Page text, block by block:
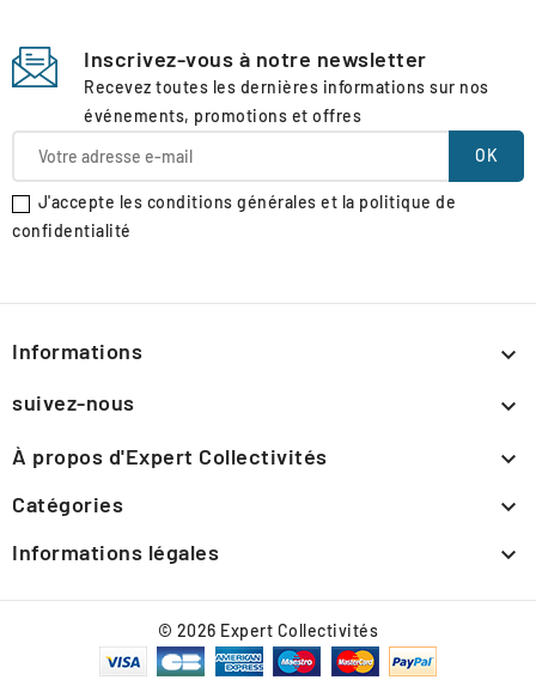
Inscrivez-vous à notre newsletter
Recevez toutes les dernières informations sur nos
événements, promotions et offres
J'accepte les conditions générales et la politique de
confidentialité
Informations 
suivez-nous 
À propos d'Expert Collectivités 
Catégories 
Informations légales 
© 2026 Expert Collectivités